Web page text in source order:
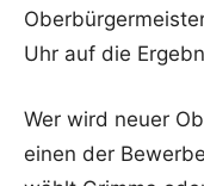
Uhr auf die
Wer wird neuer
einen der